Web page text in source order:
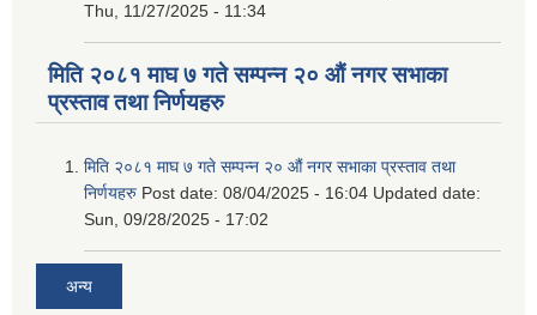
Thu, 11/27/2025 - 11:34
मिति २०८१ माघ ७ गते सम्पन्न २० औं नगर सभाका
प्रस्ताव तथा निर्णयहरु
मिति २०८१ माघ ७ गते सम्पन्न २० औं नगर सभाका प्रस्ताव तथा
निर्णयहरु Post date: 08/04/2025 - 16:04 Updated date:
Sun, 09/28/2025 - 17:02
अन्य